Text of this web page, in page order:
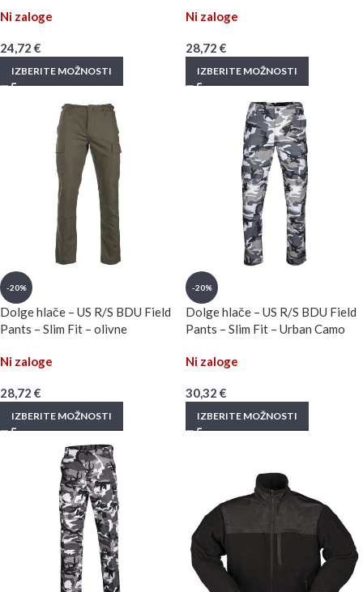
Ni zaloge
24,72 €
IZBERITE MOŽNOSTI
Ni zaloge
28,72 €
IZBERITE MOŽNOSTI
-20%
Dolge hlače – US R/S BDU Field
Pants – Slim Fit – olivne
Ni zaloge
28,72 €
IZBERITE MOŽNOSTI
-20%
Dolge hlače – US R/S BDU Field
Pants – Slim Fit – Urban Camo
Ni zaloge
30,32 €
IZBERITE MOŽNOSTI